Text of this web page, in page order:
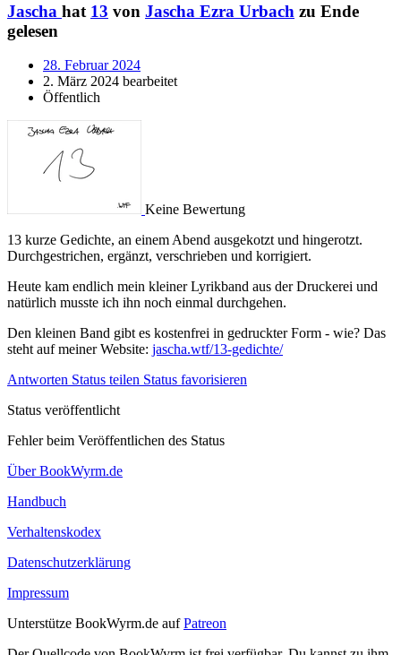
Jascha hat 13 von Jascha Ezra Urbach zu Ende
gelesen
28. Februar 2024
2. März 2024 bearbeitet
Öffentlich
Keine Bewertung
13 kurze Gedichte, an einem Abend ausgekotzt und hingerotzt.
Durchgestrichen, ergänzt, verschrieben und korrigiert.
Heute kam endlich mein kleiner Lyrikband aus der Druckerei und
natürlich musste ich ihn noch einmal durchgehen.
Den kleinen Band gibt es kostenfrei in gedruckter Form - wie? Das
steht auf meiner Website: jascha.wtf/13-gedichte/
Antworten Status teilen Status favorisieren
Status veröffentlicht
Fehler beim Veröffentlichen des Status
Über BookWyrm.de
Handbuch
Verhaltenskodex
Datenschutzerklärung
Impressum
Unterstütze BookWyrm.de aufPatreon